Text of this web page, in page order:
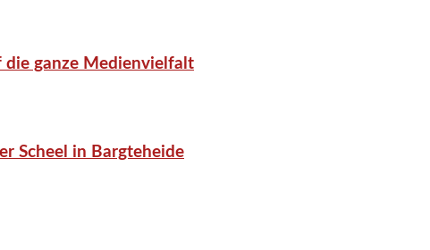
die ganze Medienvielfalt
Scheel in Bargteheide